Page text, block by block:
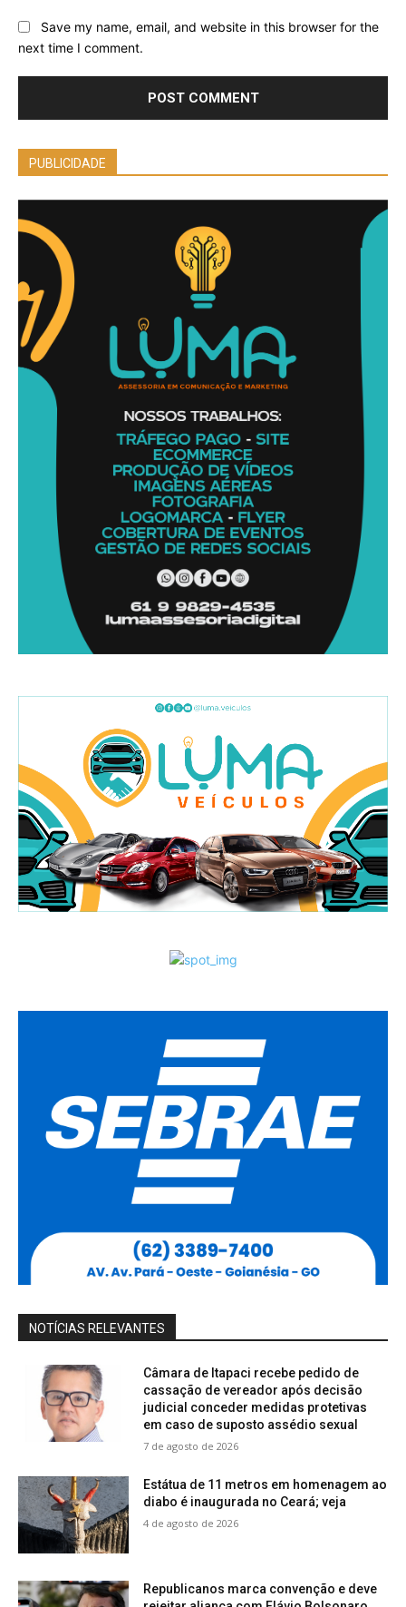
Save my name, email, and website in this browser for the
next time I comment.
PUBLICIDADE
NOTÍCIAS RELEVANTES
Câmara de Itapaci recebe pedido de
cassação de vereador após decisão
judicial conceder medidas protetivas
em caso de suposto assédio sexual
7 de agosto de 2026
Estátua de 11 metros em homenagem ao
diabo é inaugurada no Ceará; veja
4 de agosto de 2026
Republicanos marca convenção e deve